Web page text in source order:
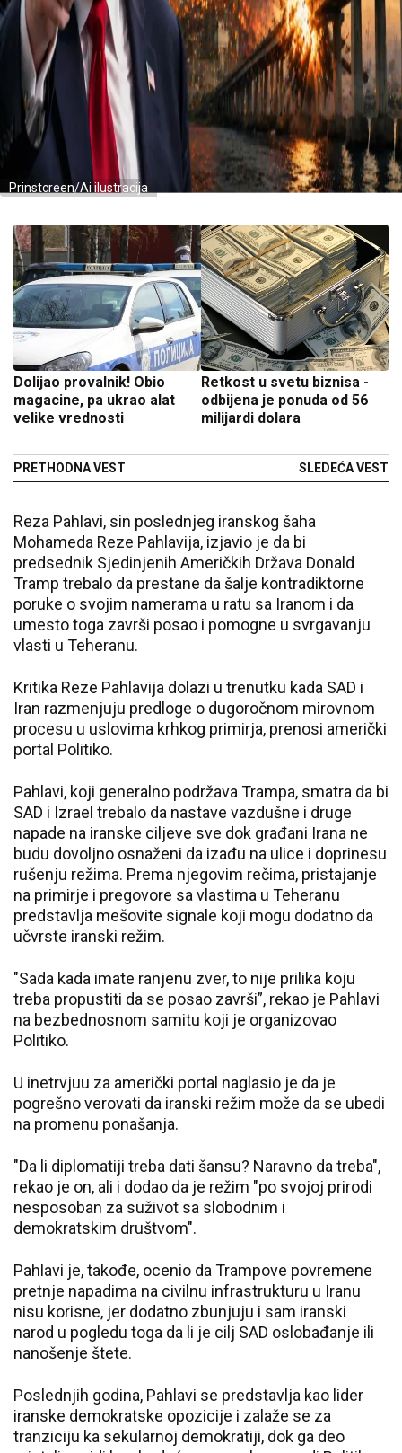
Prinstcreen/Ai ilustracija
Dolijao provalnik! Obio
magacine, pa ukrao alat
velike vrednosti
PRETHODNA VEST
Retkost u svetu biznisa -
odbijena je ponuda od 56
milijardi dolara
SLEDEĆA VEST
Reza Pahlavi, sin poslednjeg iranskog šaha
Mohameda Reze Pahlavija, izjavio je da bi
predsednik Sjedinjenih Američkih Država Donald
Tramp trebalo da prestane da šalje kontradiktorne
poruke o svojim namerama u ratu sa Iranom i da
umesto toga završi posao i pomogne u svrgavanju
vlasti u Teheranu.
Kritika Reze Pahlavija dolazi u trenutku kada SAD i
Iran razmenjuju predloge o dugoročnom mirovnom
procesu u uslovima krhkog primirja, prenosi američki
portal Politiko.
Pahlavi, koji generalno podržava Trampa, smatra da bi
SAD i Izrael trebalo da nastave vazdušne i druge
napade na iranske ciljeve sve dok građani Irana ne
budu dovoljno osnaženi da izađu na ulice i doprinesu
rušenju režima. Prema njegovim rečima, pristajanje
na primirje i pregovore sa vlastima u Teheranu
predstavlja mešovite signale koji mogu dodatno da
učvrste iranski režim.
"Sada kada imate ranjenu zver, to nije prilika koju
treba propustiti da se posao završi”, rekao je Pahlavi
na bezbednosnom samitu koji je organizovao
Politiko.
U inetrvjuu za američki portal naglasio je da je
pogrešno verovati da iranski režim može da se ubedi
na promenu ponašanja.
"Da li diplomatiji treba dati šansu? Naravno da treba",
rekao je on, ali i dodao da je režim "po svojoj prirodi
nesposoban za suživot sa slobodnim i
demokratskim društvom".
Pahlavi je, takođe, ocenio da Trampove povremene
pretnje napadima na civilnu infrastrukturu u Iranu
nisu korisne, jer dodatno zbunjuju i sam iranski
narod u pogledu toga da li je cilj SAD oslobađanje ili
nanošenje štete.
Poslednjih godina, Pahlavi se predstavlja kao lider
iranske demokratske opozicije i zalaže se za
tranziciju ka sekularnoj demokratiji, dok ga deo